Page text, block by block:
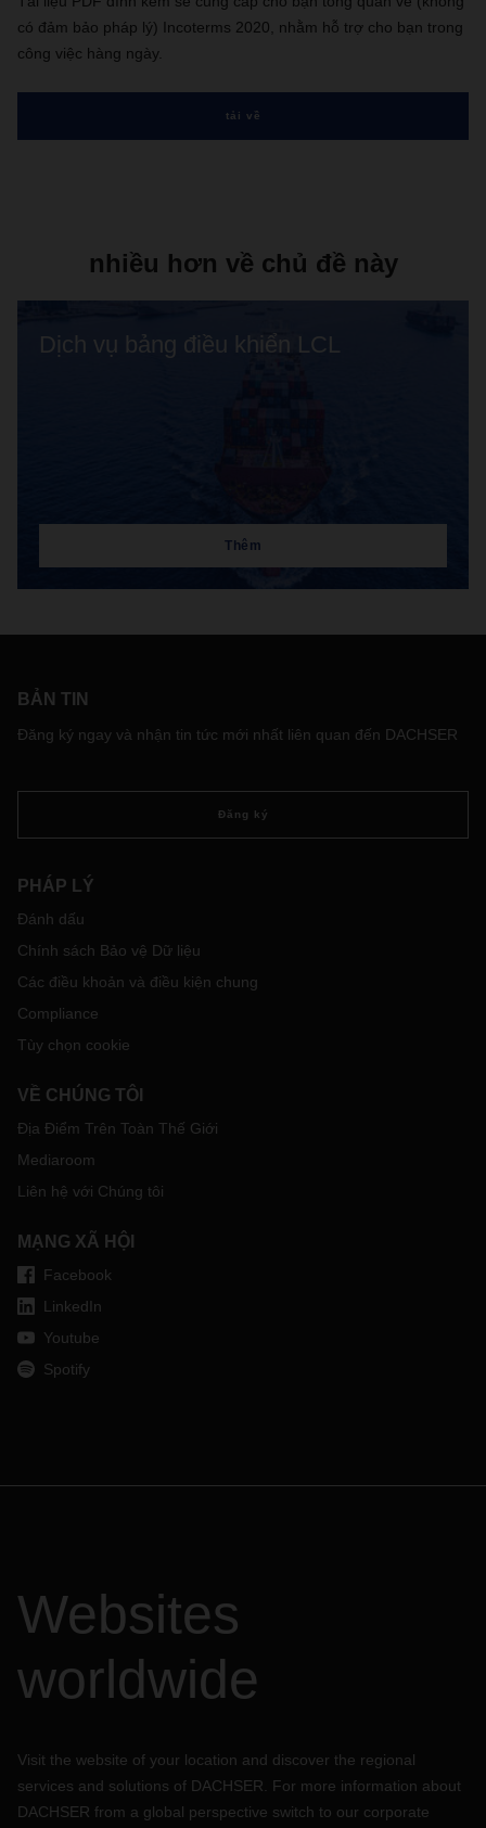
có đảm bảo pháp lý) Incoterms 2020, nhằm hỗ trợ cho bạn trong
công việc hàng ngày.
tải về
nhiều hơn về chủ đề này
Dịch vụ bảng điều khiển LCL
Thêm
BẢN TIN
Đăng ký ngay và nhận tin tức mới nhất liên quan đến DACHSER
Đăng ký
PHÁP LÝ
Đánh dấu
Chính sách Bảo vệ Dữ liệu
Các điều khoản và điều kiện chung
Compliance
Tùy chọn cookie
VỀ CHÚNG TÔI
Địa Điểm Trên Toàn Thế Giới
Mediaroom
Liên hệ với Chúng tôi
MẠNG XÃ HỘI
Facebook
LinkedIn
Youtube
Spotify
Websites
worldwide
Visit the website of your location and discover the regional
services and solutions of DACHSER. For more information about
DACHSER from a global perspective switch to our corporate